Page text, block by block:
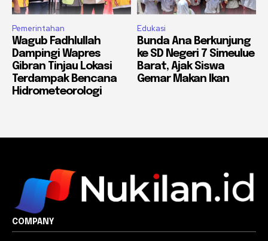
Pemerintahan
Wagub Fadhlullah
Dampingi Wapres
Gibran Tinjau Lokasi
Terdampak Bencana
Hidrometeorologi
Edukasi
Bunda Ana Berkunjung
ke SD Negeri 7 Simeulue
Barat, Ajak Siswa
Gemar Makan Ikan
COMPANY